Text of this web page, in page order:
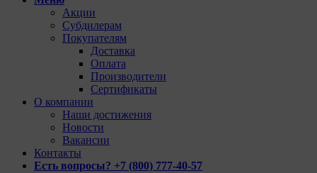
Акции
Субдилерам
Покупателям
Доставка
Оплата
Производители
Сертификаты
О компании
Наши достижения
Новости
Вакансии
Контакты
Есть вопросы? +7 (800) 777-40-57